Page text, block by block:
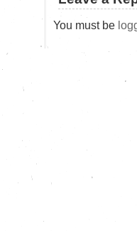
You must be